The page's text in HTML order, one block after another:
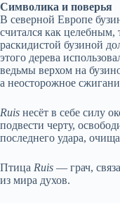
Символика и поверья
В северной Европе
считался как
раскидистой бузиной
этого дерева
ведьмы верхом на
а неосторожное
Ruis несёт в себе силу
подвести черту,
последнего удара,
Птица Ruis — грач,
из мира духов.